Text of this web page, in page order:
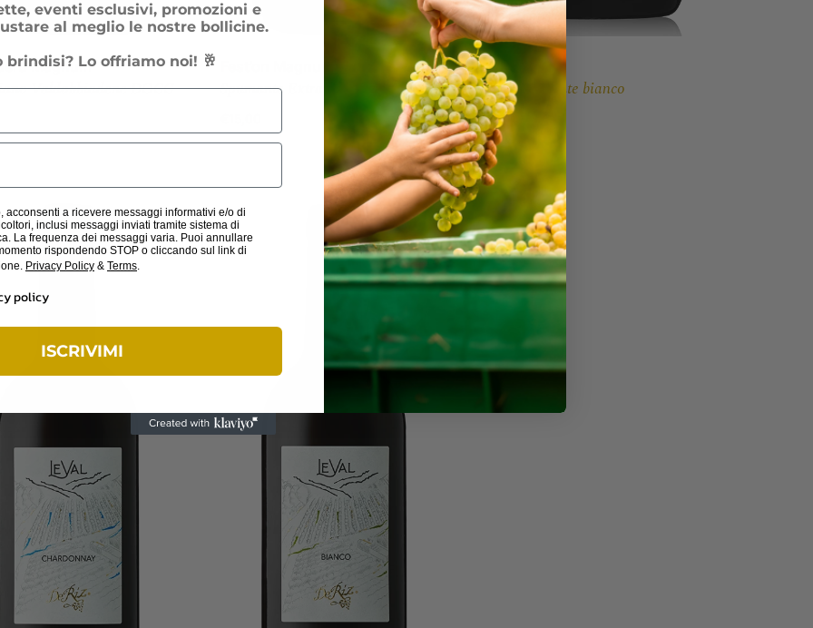
Magnum
Valdobbiadene DOCG
Spumante Extra Dry
Fondì
Vino frizzante bianco
€8,00
eventi esclusivi, promozioni e
al meglio le nostre bollicine.
brindisi? Lo offriamo noi! 🥂
acconsenti a ricevere messaggi informativi e/o di
inclusi messaggi inviati tramite sistema di
La frequenza dei messaggi varia. Puoi annullare
rispondendo STOP o cliccando sul link di
Privacy Policy & Terms.
policy
ISCRIVIMI